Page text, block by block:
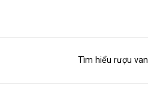
Tìm hiểu rượu